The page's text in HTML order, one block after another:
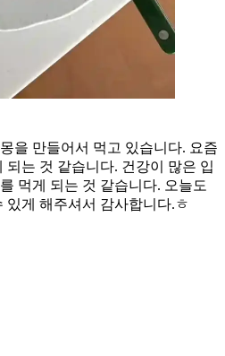
을 만들어서 먹고 있습니다. 요즘
되는 것 같습니다. 건강이 많은 입
먹게 되는 것 같습니다. 오늘도
있게 해주셔서 감사합니다.ㅎ